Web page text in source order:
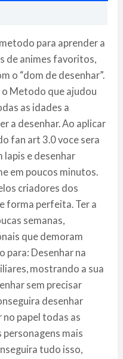
para aprender a
de animes favoritos,
o “dom de desenhar”.
Metodo que ajudou
as idades a
a desenhar. Ao aplicar
fan art 3.0 voce sera
lapis e desenhar
em poucos minutos.
criadores dos
forma perfeita. Ter a
semanas,
que demoram
para: Desenhar na
mostrando a sua
sem precisar
desenhar
no papel todas as
personagens mais
tudo isso,